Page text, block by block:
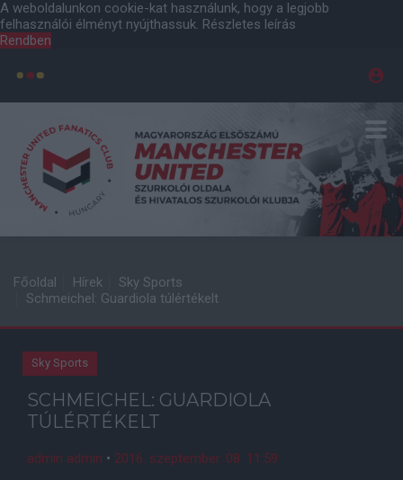
A weboldalunkon cookie-kat használunk, hogy a legjobb
felhasználói élményt nyújthassuk. Részletes leírás
Rendben
Főoldal Hírek
Sky Sports
Schmeichel: Guardiola túlértékelt
Sky Sports
SCHMEICHEL: GUARDIOLA
TÚLÉRTÉKELT
admin admin • 2016. szeptember. 08. 11:59